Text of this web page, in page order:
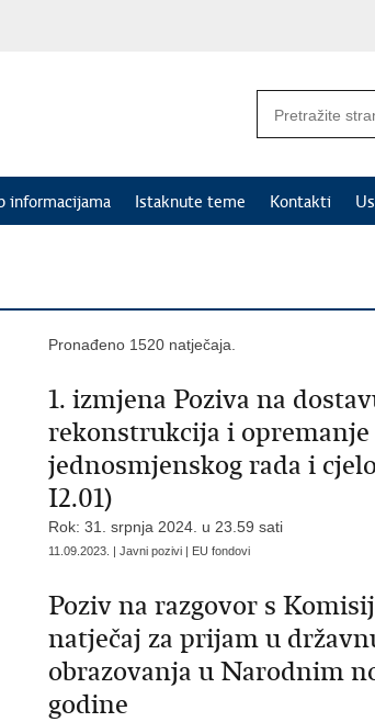
informacijama Istaknute teme Kontakti
Pronađeno 1520 natječaja.
1. izmjena Poziva na
rekonstrukcija i
jednosmjenskog rada i
I2.01)
Rok: 31. srpnja 2024. u 23.59 sati
11.09.2023. | Javni pozivi | EU fondovi
Poziv na razgovor s
natječaj za prijam u
obrazovanja u Narodnim
godine